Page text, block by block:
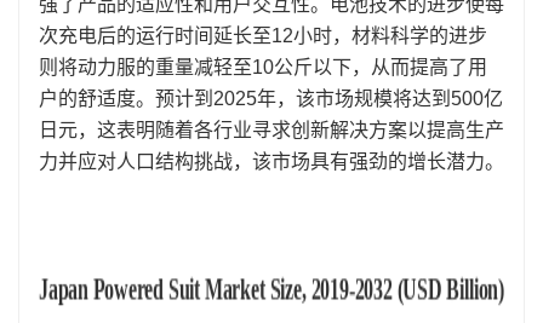
强了产品的适应性和用户交互性。电池技术的进步使每
次充电后的运行时间延长至12小时，材料科学的进步
则将动力服的重量减轻至10公斤以下，从而提高了用
户的舒适度。预计到2025年，该市场规模将达到500亿
日元，这表明随着各行业寻求创新解决方案以提高生产
力并应对人口结构挑战，该市场具有强劲的增长潜力。